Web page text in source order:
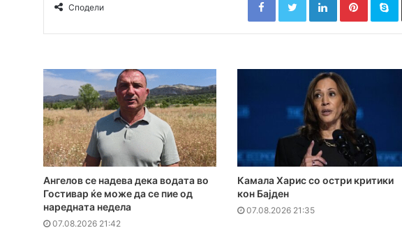
Сподели
Ангелов се надева дека водата во
Гостивар ќе може да се пие од
наредната недела
07.08.2026 21:42
Камала Харис со остри критики
кон Бајден
07.08.2026 21:35